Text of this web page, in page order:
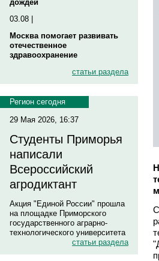
дождей
03.08 |
Москва помогает развивать
отечественное
здравоохранение
статьи раздела
Регион сегодня
29 Мая 2026, 16:37
Студенты Приморья
написали
Всероссийский
агродиктант
Акция "Единой России" прошла
на площадке Приморского
государственного аграрно-
технологического университета
статьи раздела